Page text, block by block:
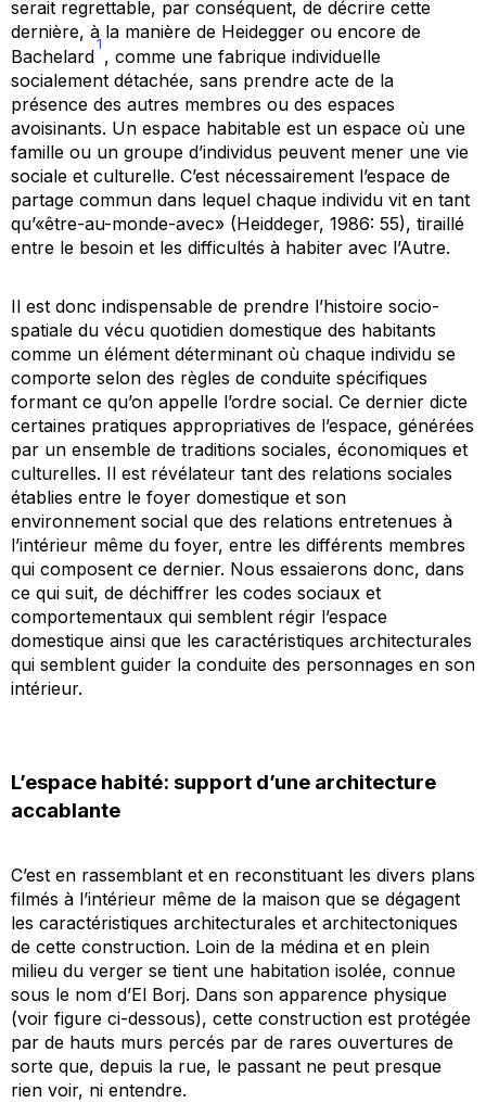
serait regrettable, par conséquent, de décrire cette
dernière, à la manière de Heidegger ou encore de
Bachelard
1
, comme une fabrique individuelle
socialement détachée, sans prendre acte de la
présence des autres membres ou des espaces
avoisinants. Un espace habitable est un espace où une
famille ou un groupe d’individus peuvent mener une vie
sociale et culturelle. C’est nécessairement l’espace de
partage commun dans lequel chaque individu vit en tant
qu’«être-au-monde-avec» (Heiddeger, 1986: 55), tiraillé
entre le besoin et les difficultés à habiter avec l’Autre.
Il est donc indispensable de prendre l’histoire socio-
spatiale du vécu quotidien domestique des habitants
comme un élément déterminant où chaque individu se
comporte selon des règles de conduite spécifiques
formant ce qu’on appelle l’ordre social. Ce dernier dicte
certaines pratiques appropriatives de l’espace, générées
par un ensemble de traditions sociales, économiques et
culturelles. Il est révélateur tant des relations sociales
établies entre le foyer domestique et son
environnement social que des relations entretenues à
l’intérieur même du foyer, entre les différents membres
qui composent ce dernier. Nous essaierons donc, dans
ce qui suit, de déchiffrer les codes sociaux et
comportementaux qui semblent régir l’espace
domestique ainsi que les caractéristiques architecturales
qui semblent guider la conduite des personnages en son
intérieur.
L’espace habité: support d’une architecture
accablante
C’est en rassemblant et en reconstituant les divers plans
filmés à l’intérieur même de la maison que se dégagent
les caractéristiques architecturales et architectoniques
de cette construction. Loin de la médina et en plein
milieu du verger se tient une habitation isolée, connue
sous le nom d’El Borj. Dans son apparence physique
(voir figure ci-dessous), cette construction est protégée
par de hauts murs percés par de rares ouvertures de
sorte que, depuis la rue, le passant ne peut presque
rien voir, ni entendre.